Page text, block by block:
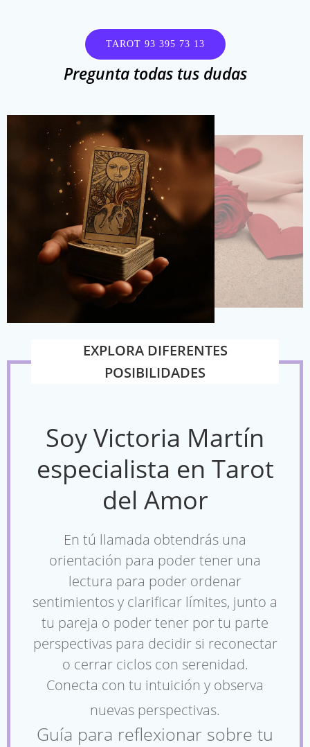
contenido
TAROT 93 395 73 13
Pregunta todas tus dudas
EXPLORA DIFERENTES
POSIBILIDADES
Soy Victoria Martín
especialista en Tarot
del Amor
En tú llamada obtendrás una
orientación para poder tener una
lectura para poder ordenar
sentimientos y clarificar límites, junto a
tu pareja o poder tener por tu parte
perspectivas para decidir si reconectar
o cerrar ciclos con serenidad.
Conecta con tu intuición y observa
nuevas perspectivas.
Guía para reflexionar sobre tu